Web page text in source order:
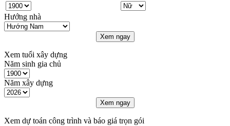
Hướng nhà
Xem ngay
Xem tuổi xây dựng
Năm sinh gia chủ
Năm xây dựng
Xem ngay
Xem dự toán công trình và báo giá trọn gói